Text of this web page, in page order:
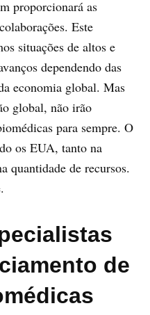
proporcionará as
Este
situações de altos e
dependendo das
economia global. Mas
global, não irão
para sempre. O
os EUA, tanto na
quantidade de recursos.
de